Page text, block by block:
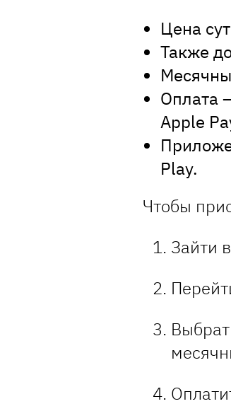
Цена
Также
Оплата
Apple
Play.
Чтобы
Зайти